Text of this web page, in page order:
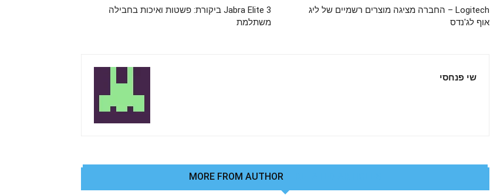
Jabra Elite 3 ביקורת: פשטות ואיכות בחבילה
משתלמת
Logitech – החברה מציגה מוצרים רשמיים של ליג
אוף לג'נדס
שי פנחסי
MORE FROM AUTHOR